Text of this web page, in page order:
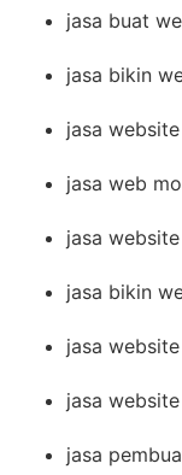
jasa buat
jasa bikin
jasa
jasa web
jasa
jasa bikin
jasa
jasa
jasa